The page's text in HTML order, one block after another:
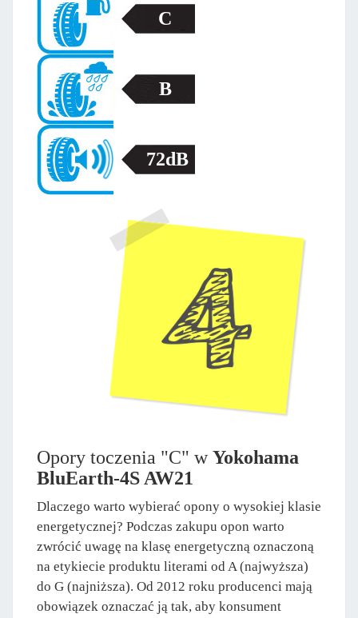
C
B
72dB
Opory toczenia "C" wYokohama
BluEarth-4S AW21
Dlaczego warto wybierać opony o wysokiej klasie
energetycznej? Podczas zakupu opon warto
zwrócić uwagę na klasę energetyczną oznaczoną
na etykiecie produktu literami od A (najwyższa)
do G (najniższa). Od 2012 roku producenci mają
obowiązek oznaczać ją tak, aby konsument